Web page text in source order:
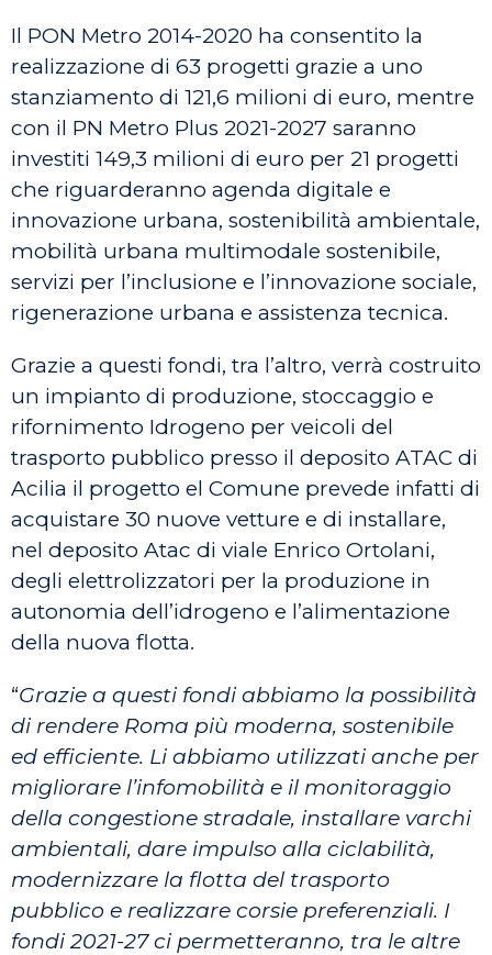
Il PON Metro 2014-2020 ha consentito la
realizzazione di 63 progetti grazie a uno
stanziamento di 121,6 milioni di euro, mentre
con il PN Metro Plus 2021-2027 saranno
investiti 149,3 milioni di euro per 21 progetti
che riguarderanno agenda digitale e
innovazione urbana, sostenibilità ambientale,
mobilità urbana multimodale sostenibile,
servizi per l’inclusione e l’innovazione sociale,
rigenerazione urbana e assistenza tecnica.
Grazie a questi fondi, tra l’altro, verrà costruito
un impianto di produzione, stoccaggio e
rifornimento Idrogeno per veicoli del
trasporto pubblico presso il deposito ATAC di
Acilia il progetto el Comune prevede infatti di
acquistare 30 nuove vetture e di installare,
nel deposito Atac di viale Enrico Ortolani,
degli elettrolizzatori per la produzione in
autonomia dell’idrogeno e l’alimentazione
della nuova flotta.
“Grazie a questi fondi abbiamo la possibilità
di rendere Roma più moderna, sostenibile
ed efficiente. Li abbiamo utilizzati anche per
migliorare l’infomobilità e il monitoraggio
della congestione stradale, installare varchi
ambientali, dare impulso alla ciclabilità,
modernizzare la flotta del trasporto
pubblico e realizzare corsie preferenziali. I
fondi 2021-27 ci permetteranno, tra le altre